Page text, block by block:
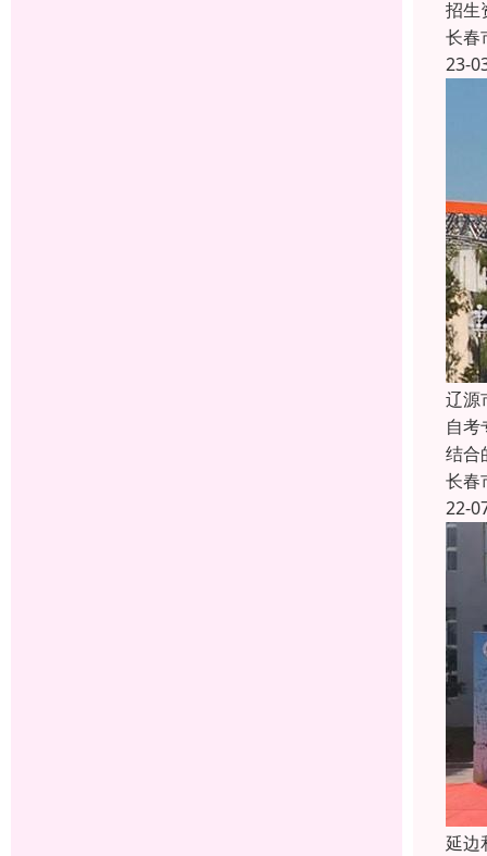
招生
长春
23-
辽源
自
结合
长春
22-
延边